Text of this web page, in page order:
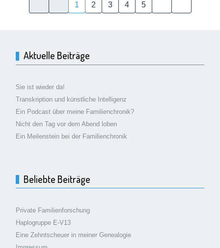
1 2 3 4 5
Aktuelle Beiträge
Sie ist wieder da!
Transkription und künstliche Intelligenz
Ein Podcast über meine Familienchronik?
Nicht den Tag vor dem Abend loben
Ein Meilenstein bei der Familienchronik
Beliebte Beiträge
Private Familienforschung
Haplogruppe E-V13
Eine Zehntscheuer in meiner Genealogie